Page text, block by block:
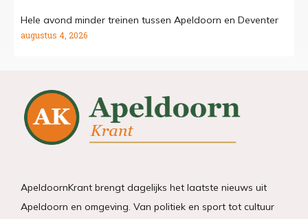
Hele avond minder treinen tussen Apeldoorn en Deventer
augustus 4, 2026
ApeldoornKrant brengt dagelijks het laatste nieuws uit
Apeldoorn en omgeving. Van politiek en sport tot cultuur